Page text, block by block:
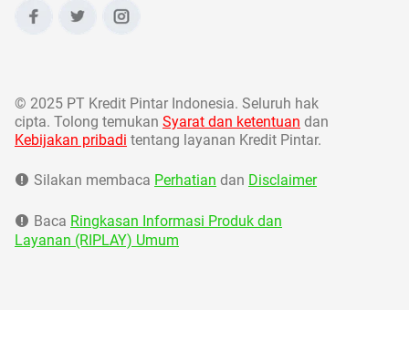
© 2025 PT Kredit Pintar Indonesia. Seluruh hak
cipta. Tolong temukan Syarat dan ketentuan dan
Kebijakan pribadi tentang layanan Kredit Pintar.
Silakan membaca Perhatian dan Disclaimer
Baca Ringkasan Informasi Produk dan
Layanan (RIPLAY) Umum